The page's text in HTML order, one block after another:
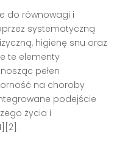
do równowagi i
systematyczną
higienę snu oraz
te elementy
pełen
na choroby
podejście
życia i